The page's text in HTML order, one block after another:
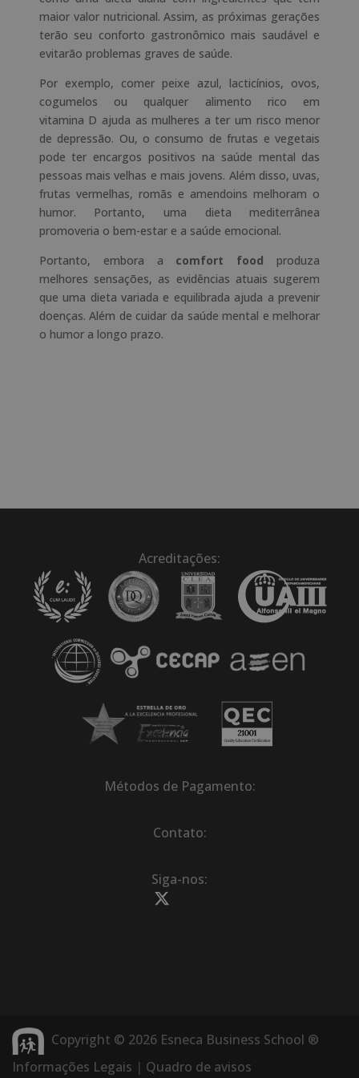
maior valor nutricional. Assim, as próximas gerações
terão seu conforto gastronômico mais saudável e
evitarão problemas graves de saúde.
Por exemplo, comer peixe azul, lacticínios, ovos,
cogumelos ou qualquer alimento rico em
vitamina D ajuda as mulheres a ter um risco menor
de depressão. Ou, o consumo de frutas e vegetais
pode ter encargos positivos na saúde mental das
pessoas mais velhas e mais jovens. Além disso, uvas,
frutas vermelhas, romãs e amendoins melhoram o
humor. Portanto, uma dieta mediterrânea
promoveria o bem-estar e a saúde emocional.
Portanto, embora a comfort food produza
melhores sensações, as evidências atuais sugerem
que uma dieta variada e equilibrada ajuda a prevenir
doenças. Além de cuidar da saúde mental e melhorar
o humor a longo prazo.
Acreditações:
Métodos de Pagamento:
Contato:
Siga-nos:
Copyright © 2026 Esneca Business School ®
Informações Legais | Quadro de avisos